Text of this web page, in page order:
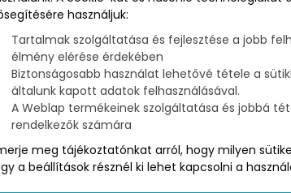
pszichográfiai és demográfiai
számukra. Ez segít, hogy olyan
ténylegesen érdeklődnének is irántuk.
hasznos tartalmakat kínálnod nekik –
a figyelmüket márkádra és
használjuk:
Tartalmak szolgáltatása és fejlesztése a jobb
élmény elérése érdekében
Biztonságosabb használat lehetővé tétele a
általunk kapott adatok felhasználásával.
A Weblap termékeinek szolgáltatása és jobbá
rendelkezők számára
meg tájékoztatónkat arról, hogy milyen
a beállítások résznél ki lehet kapcsolni a